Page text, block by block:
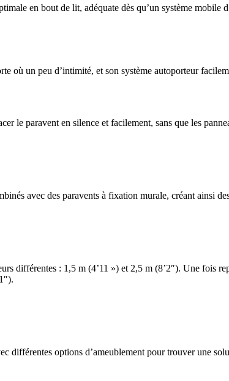
en bout de lit, adéquate dès qu’un système mobile
où un peu d’intimité, et son système autoporteur
le paravent en silence et facilement, sans que les
avec des paravents à fixation murale, créant ainsi
différentes : 1,5 m (4’11 ») et 2,5 m (8’2″). Une fois
différentes options d’ameublement pour trouver une